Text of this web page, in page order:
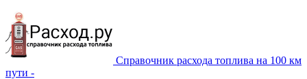
Справочник расхода топлива на 100 км
пути -